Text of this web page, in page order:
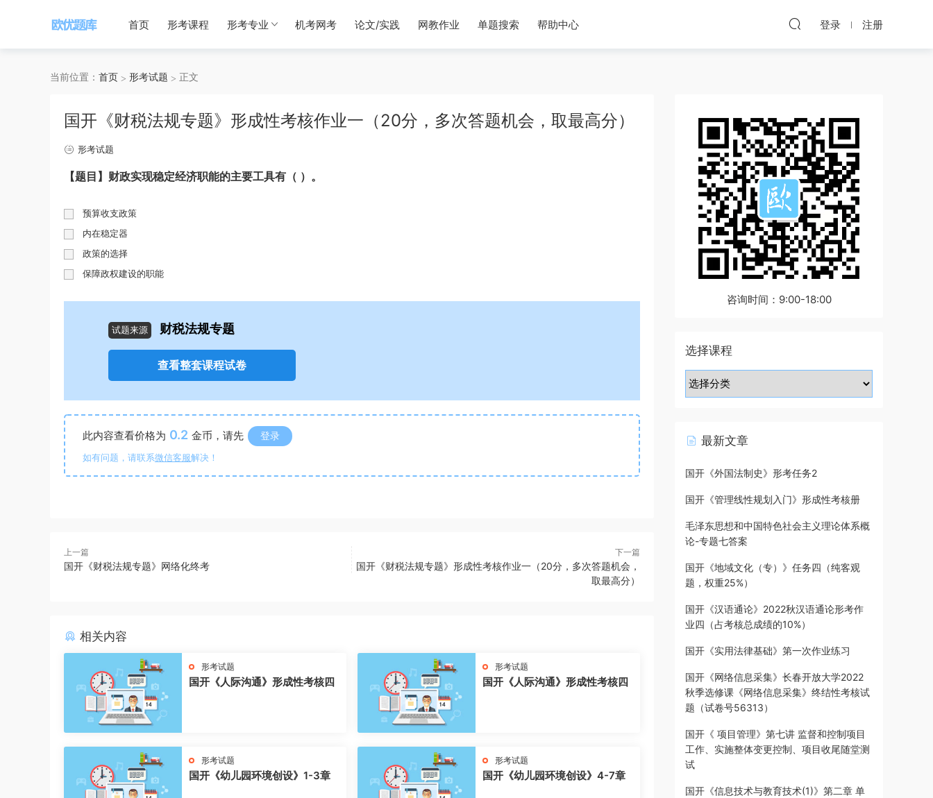
首页 形考课程 形考专业 机考网考 论文/实践 网教作业 单题搜索 帮助中心 登录 注册
当前位置： 首页 形考试题 正文
国开《财税法规专题》形成性考核作业一（20分，多次答题机会，取最高分）
形考试题
【题目】财政实现稳定经济职能的主要工具有（ ）。
预算收支政策
内在稳定器
政策的选择
保障政权建设的职能
试题来源 财税法规专题
查看整套课程试卷
此内容查看价格为 0.2 金币，请先 登录
如有问题，请联系微信客服解决！
上一篇
国开《财税法规专题》网络化终考
下一篇
国开《财税法规专题》形成性考核作业一（20分，多次答题机会，
取最高分）
相关内容
形考试题
国开《人际沟通》形成性考核四
形考试题
国开《人际沟通》形成性考核四
形考试题
国开《幼儿园环境创设》1-3章
形考试题
国开《幼儿园环境创设》4-7章
咨询时间：9:00-18:00
选择课程
最新文章
国开《外国法制史》形考任务2
国开《管理线性规划入门》形成性考核册
毛泽东思想和中国特色社会主义理论体系概
论-专题七答案
国开《地域文化（专）》任务四（纯客观
题，权重25%）
国开《汉语通论》2022秋汉语通论形考作
业四（占考核总成绩的10%）
国开《实用法律基础》第一次作业练习
国开《网络信息采集》长春开放大学2022
秋季选修课《网络信息采集》终结性考核试
题（试卷号56313）
国开《 项目管理》第七讲 监督和控制项目
工作、实施整体变更控制、项目收尾随堂测
试
国开《信息技术与教育技术(1)》第二章 单